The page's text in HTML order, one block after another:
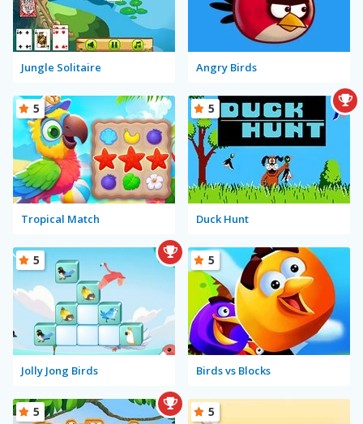
Jungle Solitaire Angry Birds
Tropical Match
5
Duck Hunt
5
Jolly Jong Birds
5
Birds vs Blocks
5
5 5